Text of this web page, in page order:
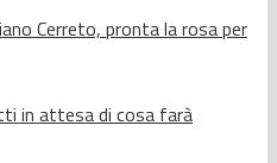
Cerreto, pronta la rosa per
in attesa di cosa farà